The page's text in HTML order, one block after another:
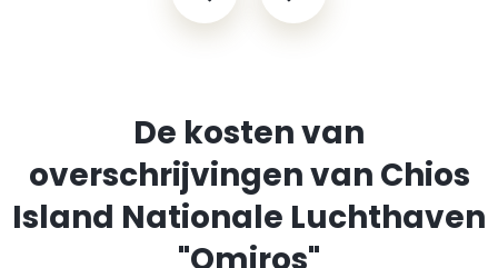
De kosten van
overschrijvingen van Chios
Island Nationale Luchthaven